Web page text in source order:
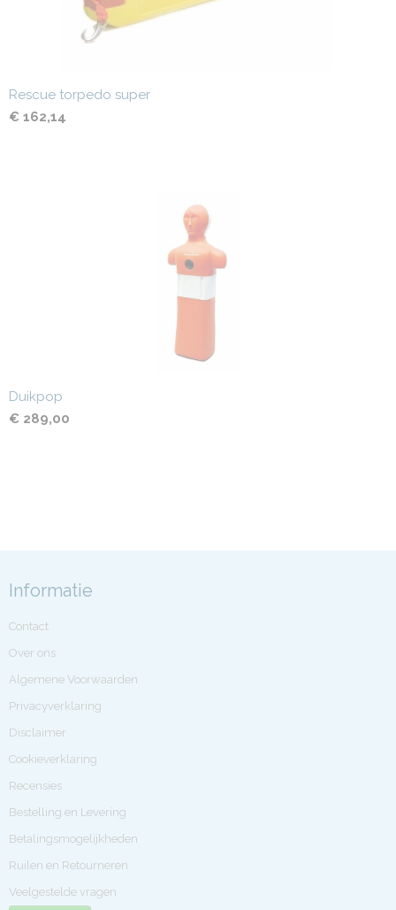
Rescue torpedo super
€ 162,14
Duikpop
€ 289,00
Informatie
Contact
Over ons
Algemene Voorwaarden
Privacyverklaring
Disclaimer
Cookieverklaring
Recensies
Bestelling en Levering
Betalingsmogelijkheden
Ruilen en Retourneren
Veelgestelde vragen